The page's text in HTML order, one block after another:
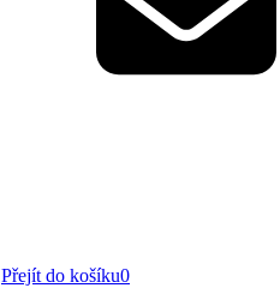
Přejít do košíku0